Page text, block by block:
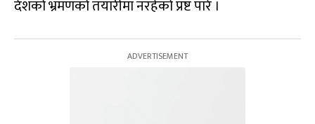
देशको भ्रमणको तयारीमा नरहेको प्रष्ट पारे ।